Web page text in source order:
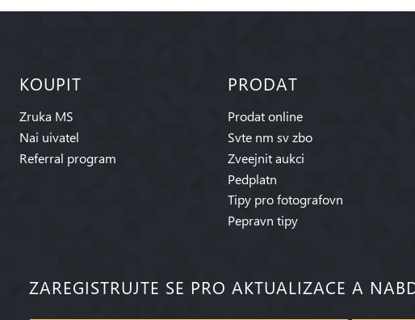
KOUPIT
Zruka MS
Nai uivatel
Referral program
PRODAT
Prodat online
Svte nm sv zbo
Zveejnit aukci
Pedplatn
Tipy pro fotografovn
Pepravn tipy
ZAREGISTRUJTE SE PRO AKTUALIZACE A